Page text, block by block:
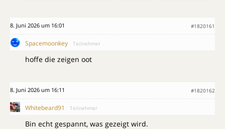
8. Juni 2026 um 16:01 #1820161
Spacemoonkey Teilnehmer
hoffe die zeigen oot
8. Juni 2026 um 16:11 #1820162
Whitebeard91 Teilnehmer
Bin echt gespannt, was gezeigt wird.